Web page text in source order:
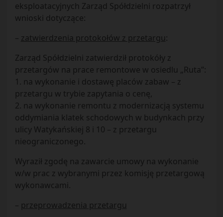
eksploatacyjnych Zarząd Spółdzielni rozpatrzył
wnioski dotyczące:
– zatwierdzenia protokołów z przetargu:
Zarząd Spółdzielni zatwierdził protokóły z
przetargów na prace remontowe w osiedlu „Ruta”:
1. na wykonanie i dostawę placów zabaw – z
przetargu w trybie zapytania o cenę,
2. na wykonanie remontu z modernizacją systemu
oddymiania klatek schodowych w budynkach przy
ulicy Watykańskiej 8 i 10 – z przetargu
nieograniczonego.
Wyraził zgodę na zawarcie umowy na wykonanie
w/w prac z wybranymi przez komisję przetargową
wykonawcami.
– przeprowadzenia przetargu